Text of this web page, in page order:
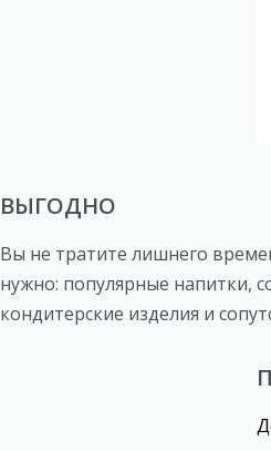
ВЫГОДНО
Вы не тратите лишнего
нужно: популярные напитки,
кондитерские изделия и